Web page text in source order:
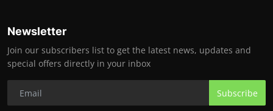
Newsletter
Join our subscribers list to get the latest news, updates and
special offers directly in your inbox
Subscribe